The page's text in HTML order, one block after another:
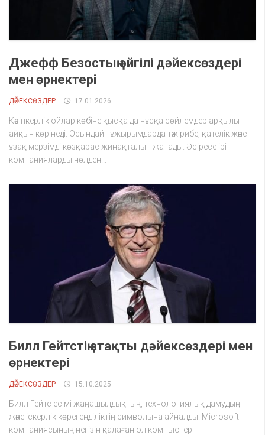
Джефф Безостың әйгілі дәйексөздері
мен өрнектері
ДӘЙЕКСӨЗДЕР 17.01.2026
Кәсіпкерлік ойлар көбіне қысқа да нұсқа сөйлемдер арқылы
айқын көрінеді. Осындай тұжырымдарда тәжірибе, қателік және
ұзақ мерзімді көзқарас жинақталып жатады. Әсіресе ірі
компанияларды нөлден...
Билл Гейтстің атақты дәйексөздері мен
өрнектері
ДӘЙЕКСӨЗДЕР 15.10.2025
Билл Гейтс есімі жаңашылдықтың, технологиялық дамудың
және іскерлік көрегенділіктің символына айналды. Microsoft
компаниясының негізін қалаған ол компьютер